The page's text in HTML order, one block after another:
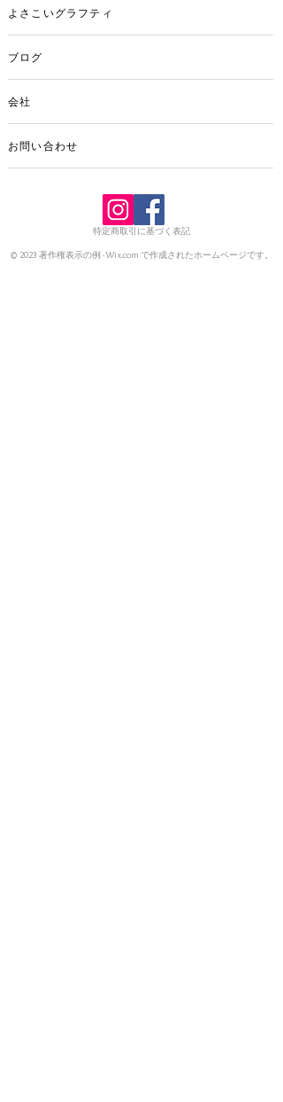
大量注文の場合、価格はお問い合わせく
よさこいグラフティ
ブログ
会社
お問い合わせ
特定商取引に基づく表記
© 2023 著作権表示の例 -Wix.com で作成されたホームページです。